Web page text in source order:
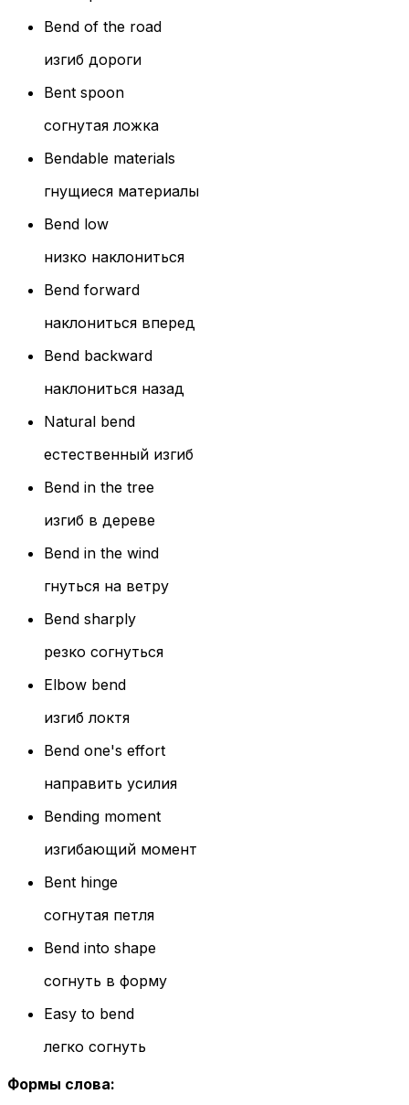
Bend of the road
изгиб дороги
Bent spoon
согнутая ложка
Bendable materials
гнущиеся материалы
Bend low
низко наклониться
Bend forward
наклониться вперед
Bend backward
наклониться назад
Natural bend
естественный изгиб
Bend in the tree
изгиб в дереве
Bend in the wind
гнуться на ветру
Bend sharply
резко согнуться
Elbow bend
изгиб локтя
Bend one's effort
направить усилия
Bending moment
изгибающий момент
Bent hinge
согнутая петля
Bend into shape
согнуть в форму
Easy to bend
легко согнуть
Формы слова: